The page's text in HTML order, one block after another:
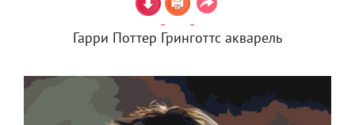
Гарри Поттер Гринготтс акварель